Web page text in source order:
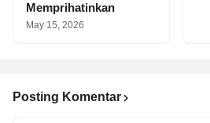
Memprihatinkan
May 15, 2026
Posting Komentar